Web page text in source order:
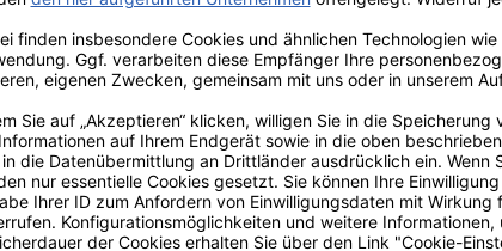
oder individuelle Duftmischungen herstellen möchten.